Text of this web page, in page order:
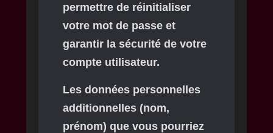
permettre de réinitialiser
votre mot de passe et
garantir la sécurité de votre
compte utilisateur.
Les données personnelles
additionnelles (nom,
prénom) que vous pourriez